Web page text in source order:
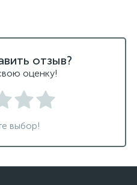
отзыв?
оценку!
выбор!